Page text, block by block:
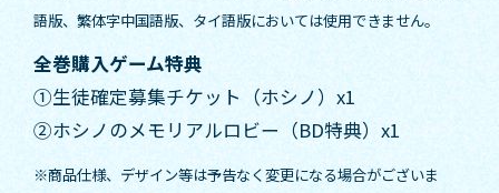
語版、繁体字中国語版、タイ語版においては使用できません。
全巻購入ゲーム特典
①生徒確定募集チケット（ホシノ）x1
②ホシノのメモリアルロビー（BD特典）x1
※商品仕様、デザイン等は予告なく変更になる場合がございま